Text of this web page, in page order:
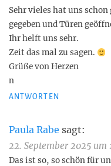
Sehr vieles hat uns
gegeben und Türen
Ihr helft uns sehr.
Zeit das mal zu sagen.
Grüße von Herzen
n
ANTWORTEN
Paula Rabe sagt:
22. September 2025 um
Das ist so, so schön für